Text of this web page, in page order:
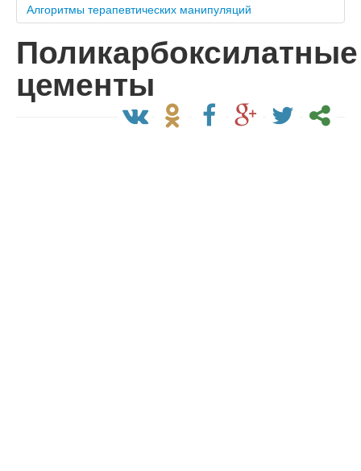
Алгоритмы терапевтических манипуляций
Поликарбоксилатные
цементы